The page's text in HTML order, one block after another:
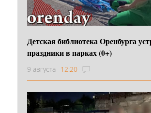
Детская библиотека Оренбурга
праздники в парках (0+)
9 августа 12:20